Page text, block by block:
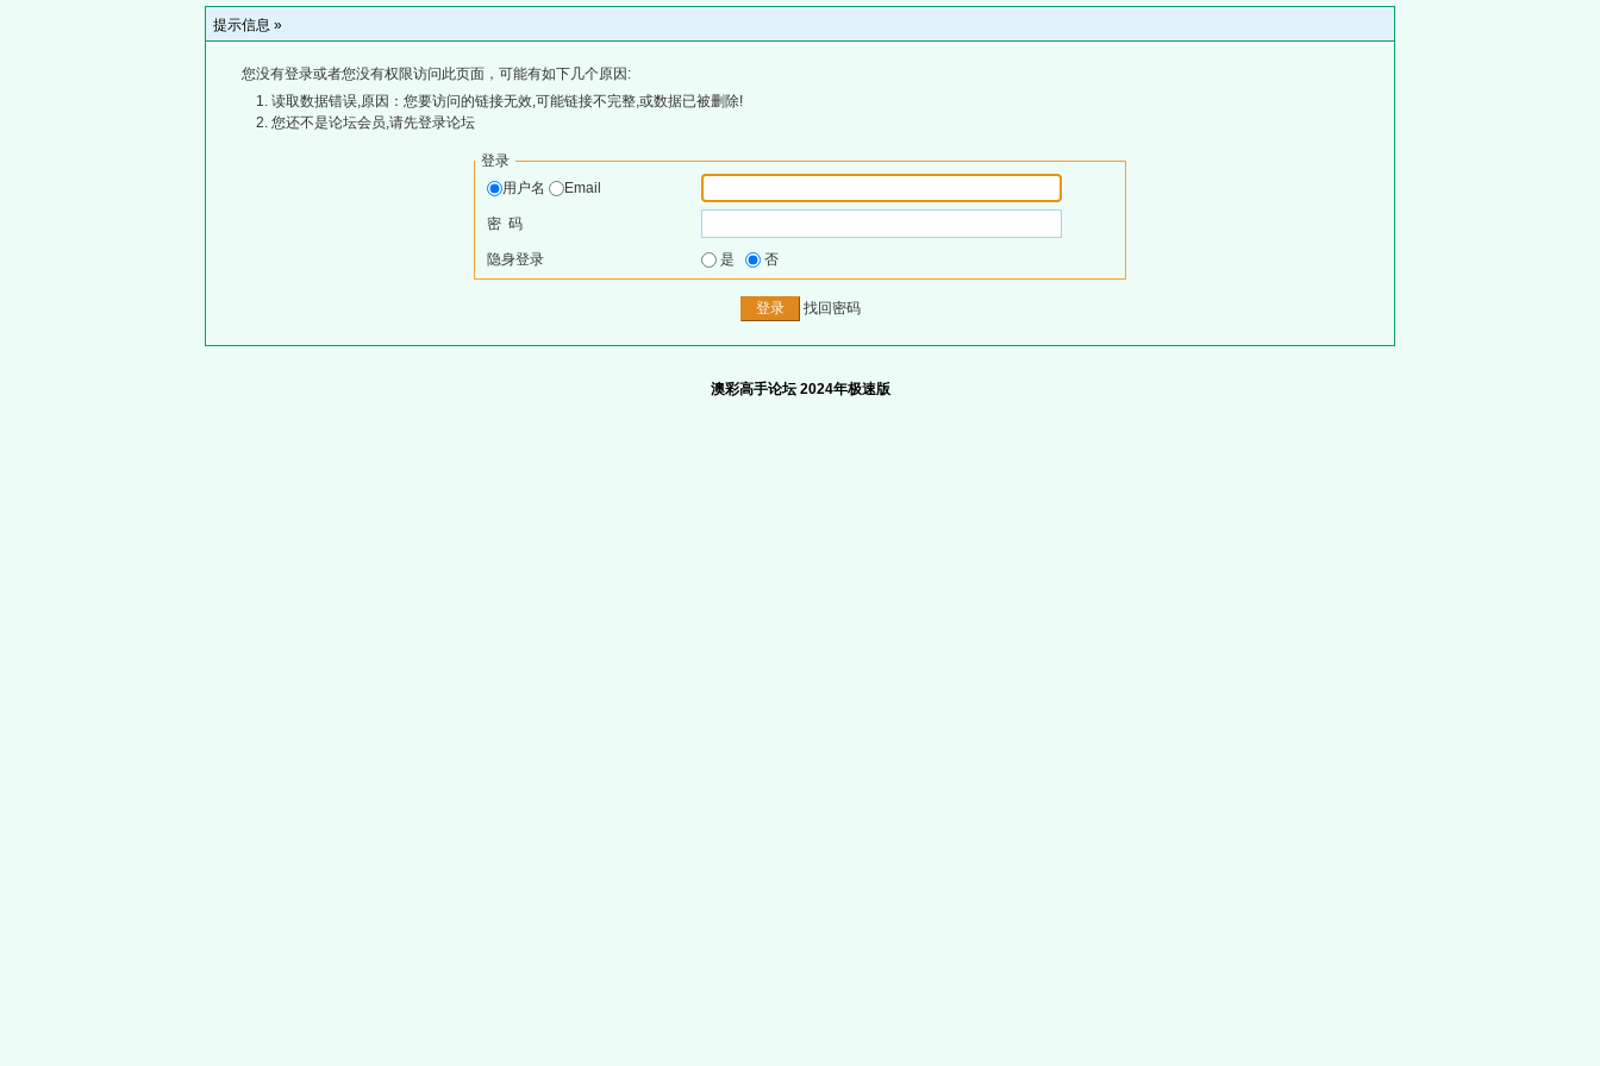
提示信息 »
您没有登录或者您没有权限访问此页面，可能有如下几个原因:
读取数据错误,原因：您要访问的链接无效,可能链接不完整,或数据已被删除!
您还不是论坛会员,请先登录论坛
登录
用户名
Email
密 码
隐身登录 是 否
找回密码
澳彩高手论坛 2024年极速版